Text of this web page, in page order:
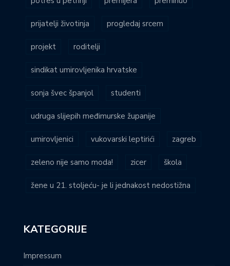
prijatelji životinja progledaj srcem
projekt roditelji
sindikat umirovljenika hrvatske
sonja švec španjol studenti
udruga slijepih međimurske županije
umirovljenici vukovarski leptirići zagreb
zeleno nije samo moda! zicer škola
žene u 21. stoljeću- je li jednakost nedostižna
KATEGORIJE
Impressum